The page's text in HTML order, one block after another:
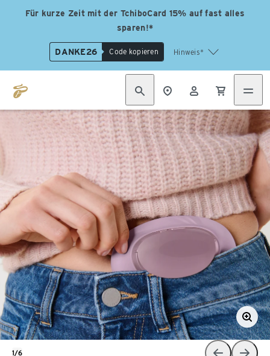
Für kurze Zeit mit der TchiboCard 15% auf fast alles
sparen!*
DANKE26 Code kopieren Hinweis*
1/6